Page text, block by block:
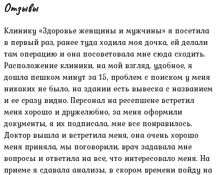
Отзывы
Клинику «Здоровье женщины и мужчины» я посетила
в первый раз, ранее туда ходила моя дочка, ей делали
там операцию и она посоветовала мне сюда сходить.
Расположение клиники, на мой взгляд, удобное, я
дошла пешком минут за 15, проблем с поиском у меня
никаких не было, на здании есть вывеска с названием
и ее сразу видно. Персонал на ресепшене встретил
меня хорошо и дружелюбно, за меня оформили
документы, я их подписала, мне все понравилось.
Доктор вышла и встретила меня, она очень хорошо
меня приняла, мы поговорили, врач задавала мне
вопросы и ответила на все, что интересовало меня. На
приеме я сдавала анализы, в скором времени пойду на